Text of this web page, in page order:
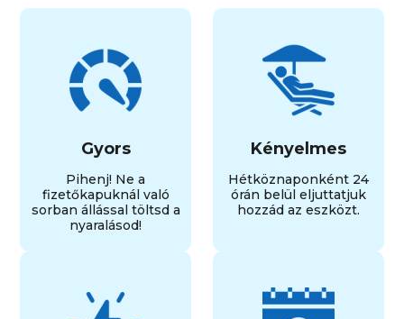
Gyors
Pihenj! Ne a
fizetőkapuknál való
sorban állással töltsd a
nyaralásod!
Kényelmes
Hétköznaponként 24
órán belül eljuttatjuk
hozzád az eszközt.